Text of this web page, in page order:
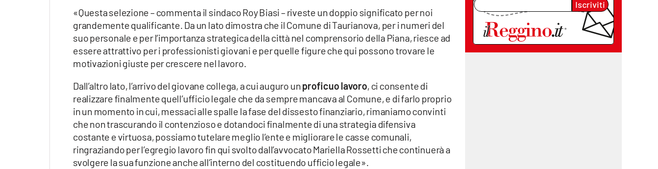
Vai
«Questa selezione – commenta il sindaco Roy Biasi – riveste un doppio significato per noi
grandemente qualificante. Da un lato dimostra che il Comune di Taurianova, per i numeri del
suo personale e per l’importanza strategica della città nel comprensorio della Piana, riesce ad
essere attrattivo per i professionisti giovani e per quelle figure che qui possono trovare le
motivazioni giuste per crescere nel lavoro.
Dall’altro lato, l’arrivo del giovane collega, a cui auguro unproficuo lavoro, ci consente di
realizzare finalmente quell’ufficio legale che da sempre mancava al Comune, e di farlo proprio
in un momento in cui, messaci alle spalle la fase del dissesto finanziario, rimaniamo convinti
che non trascurando il contenzioso e dotandoci finalmente di una strategia difensiva
costante e virtuosa, possiamo tutelare meglio l’ente e migliorare le casse comunali,
ringraziando per l’egregio lavoro fin qui svolto dall’avvocato Mariella Rossetti che continuerà a
svolgere la sua funzione anche all’interno del costituendo ufficio legale».
Iscriviti